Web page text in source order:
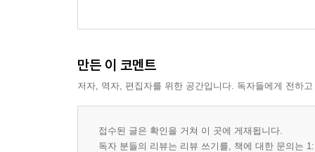
만든 이 코멘트
저자, 역자, 편집자를 위한 공간입니다. 독자들에게 전하
접수된 글은 확인을 거쳐 이 곳에 게재됩니다.
독자 분들의 리뷰는 리뷰 쓰기를, 책에 대한 문의는